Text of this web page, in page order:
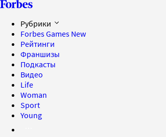
Рубрики
Forbes Games New
Рейтинги
Франшизы
Подкасты
Видео
Life
Woman
Sport
Young